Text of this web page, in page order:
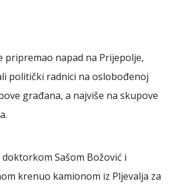
pripremao napad na Prijepolje,
politički radnici na oslobođenoj
građana, a najviše na skupove
Sašom Božović i
krenuo kamionom iz Pljevalja za